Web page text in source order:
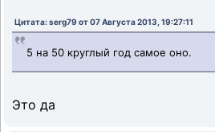
Цитата: serg79 от 07 Августа 2013, 19:27:11
5 на 50 круглый год самое оно.
Это да